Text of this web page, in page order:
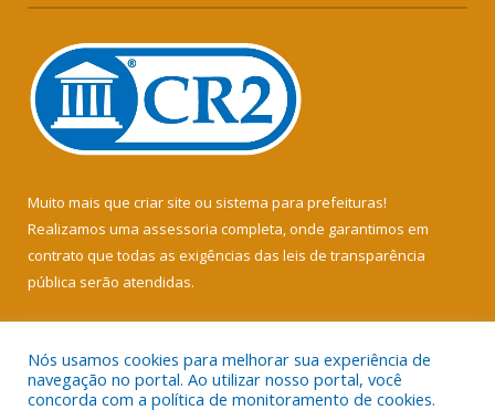
Muito mais que criar site ou sistema para prefeituras!
Realizamos uma assessoria completa, onde garantimos em
contrato que todas as exigências das leis de transparência
pública serão atendidas.
Nós usamos cookies para melhorar sua experiência de
navegação no portal. Ao utilizar nosso portal, você
concorda com a política de monitoramento de cookies.